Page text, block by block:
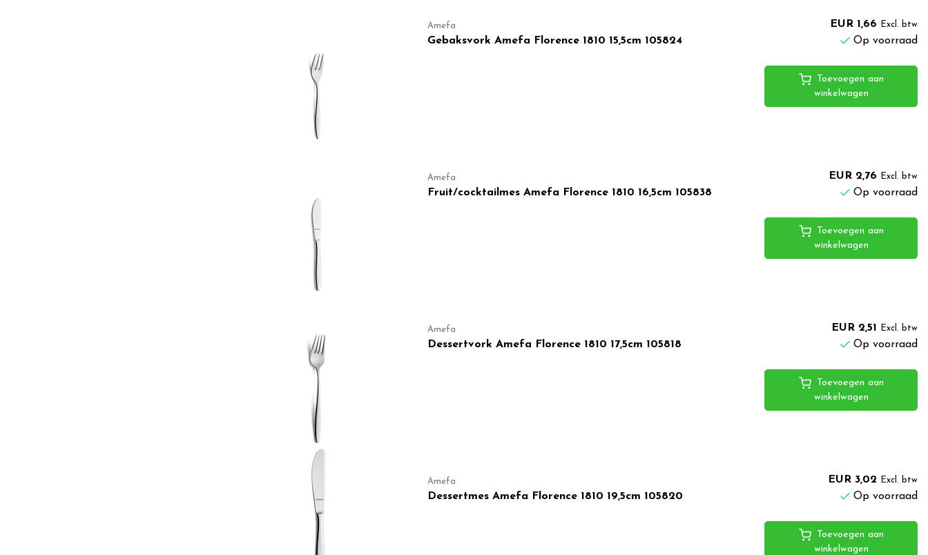
Amefa
Gebaksvork Amefa Florence 1810 15,5cm 105824
EUR 1,66 Excl. btw
Op voorraad
Toevoegen aan
winkelwagen
Amefa
Fruit/cocktailmes Amefa Florence 1810 16,5cm 105838
EUR 2,76 Excl. btw
Op voorraad
Toevoegen aan
winkelwagen
Amefa
Dessertvork Amefa Florence 1810 17,5cm 105818
EUR 2,51 Excl. btw
Op voorraad
Toevoegen aan
winkelwagen
Amefa
Dessertmes Amefa Florence 1810 19,5cm 105820
EUR 3,02 Excl. btw
Op voorraad
Toevoegen aan
winkelwagen